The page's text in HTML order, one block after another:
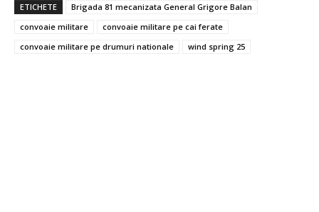
ETICHETE
Brigada 81 mecanizata General Grigore Balan
convoaie militare
convoaie militare pe cai ferate
convoaie militare pe drumuri nationale
wind spring 25